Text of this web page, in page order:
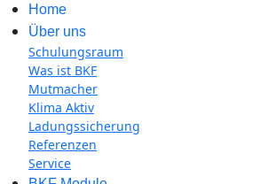
Home
Über uns
Schulungsraum
Was ist BKF
Mutmacher
Klima Aktiv
Ladungssicherung
Referenzen
Service